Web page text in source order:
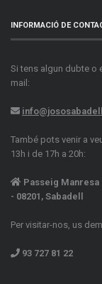
INFORMACIÓ DE
Si tens algun dubte o
mail:
També pots venir a
13h i de 17h a 20h:
Passeig Manresa
- 08201, Sabadell
Per visitar-nos, us
93 727 81 22